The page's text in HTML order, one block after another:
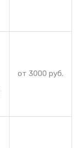
от 3000 руб.